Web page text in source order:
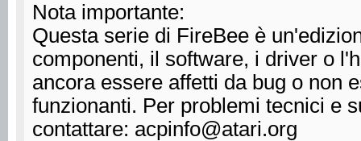
Nota importante:
Questa serie di FireBee è
componenti, il software, i driver o
ancora essere affetti da bug o non
funzionanti. Per problemi tecnici e
contattare: acpinfo@atari.org